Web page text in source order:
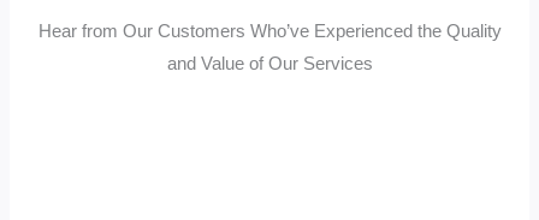
Hear from Our Customers Who’ve Experienced the Quality
and Value of Our Services